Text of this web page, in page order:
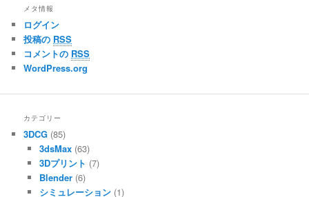
メタ情報
ログイン
投稿の RSS
コメントの RSS
WordPress.org
カテゴリー
3DCG (85)
3dsMax(63)
3Dプリント (7)
Blender(6)
シミュレーション(1)